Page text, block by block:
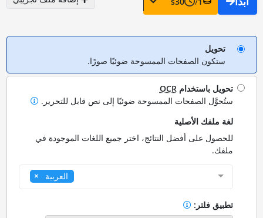
تحويل
ستكون الصفحات الممسوحة ضوئيًا صورًا.
تحويل باستخدام OCR
ستُحوَّل الصفحات الممسوحة ضوئيًا إلى نص قابل للتحرير.
لغة ملفك الأصلية
للحصول على أفضل النتائج، اختر جميع اللغات الموجودة في
ملفك.
العربية
تطبيق فلتر: